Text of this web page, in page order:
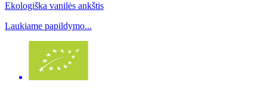
Ekologiška vanilės ankštis
Laukiame papildymo...